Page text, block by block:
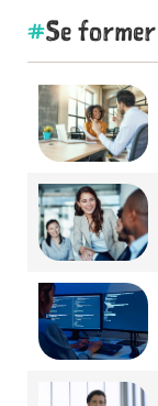
Se former